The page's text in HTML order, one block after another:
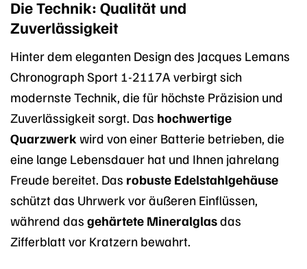
Die Technik: Qualität und
Zuverlässigkeit
Hinter dem eleganten Design des Jacques Lemans
Chronograph Sport 1-2117A verbirgt sich
modernste Technik, die für höchste Präzision und
Zuverlässigkeit sorgt. Das hochwertige
Quarzwerk wird von einer Batterie betrieben, die
eine lange Lebensdauer hat und Ihnen jahrelang
Freude bereitet. Das robuste Edelstahlgehäuse
schützt das Uhrwerk vor äußeren Einflüssen,
während das gehärtete Mineralglasdas
Zifferblatt vor Kratzern bewahrt.